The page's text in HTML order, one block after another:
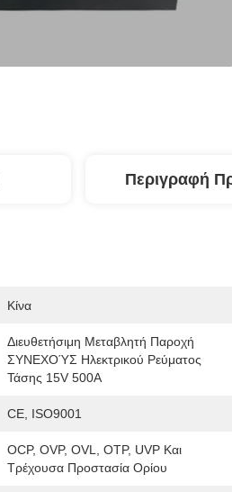
Περιγραφή
Κίνα
Διευθετήσιμη Μεταβλητή Παροχή
ΣΥΝΕΧΟΎΣ Ηλεκτρικού Ρεύματος
Τάσης 15V 500A
CE, ISO9001
OCP, OVP, OVL, OTP, UVP Και
Τρέχουσα Προστασία Ορίου